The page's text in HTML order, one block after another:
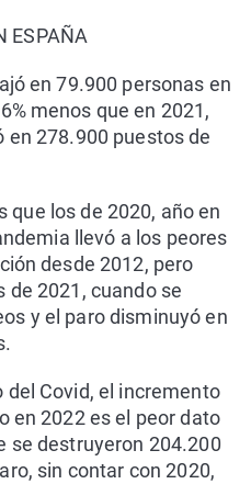
ESPAÑA
en 79.900 personas en
menos que en 2021,
278.900 puestos de
los de 2020, año en
llevó a los peores
desde 2012, pero
de 2021, cuando se
y el paro disminuyó en
del Covid, el incremento
en 2022 es el peor dato
se destruyeron 204.200
sin contar con 2020,